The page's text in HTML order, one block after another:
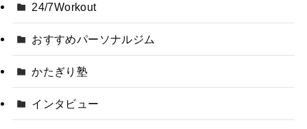
24/7Workout
おすすめパーソナルジム
かたぎり塾
インタビュー